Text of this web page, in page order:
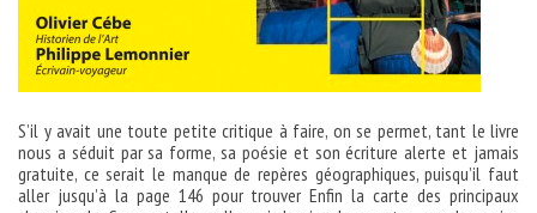
S’il y avait une toute petite critique à faire, on se permet, tant le livre
nous a séduit par sa forme, sa poésie et son écriture alerte et jamais
gratuite, ce serait le manque de repères géographiques, puisqu’il faut
aller jusqu’à la page 146 pour trouver Enfin la carte des principaux